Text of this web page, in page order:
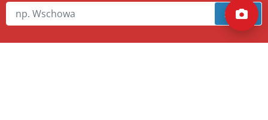
szukaj